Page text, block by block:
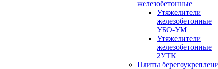
железобетонные
Утяжелители
железобетонные
УБО-УМ
Утяжелители
железобетонные
2УТК
Плиты